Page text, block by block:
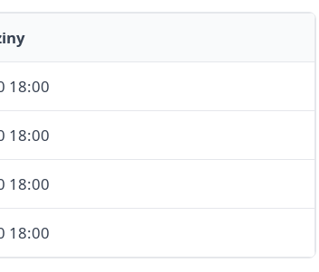
18:00
18:00
18:00
18:00